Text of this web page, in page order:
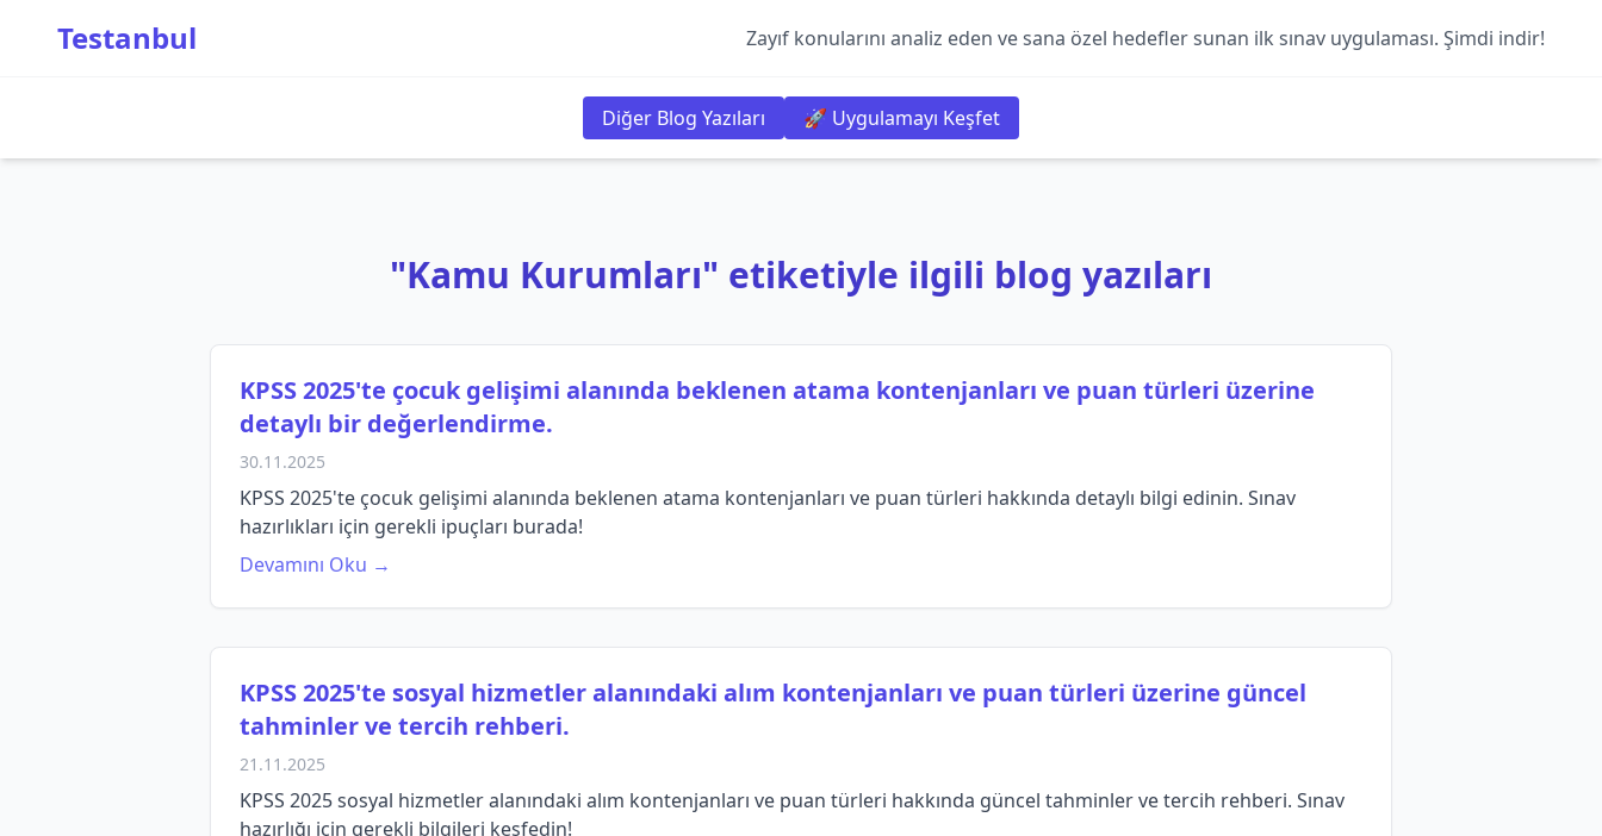
Testanbul Zayıf konularını analiz eden ve sana özel hedefler sunan ilk sınav uygulaması. Şimdi indir!
Diğer Blog Yazıları 🚀 Uygulamayı Keşfet
"Kamu Kurumları" etiketiyle ilgili blog yazıları
KPSS 2025'te çocuk gelişimi alanında beklenen atama kontenjanları ve puan türleri üzerine
detaylı bir değerlendirme.
30.11.2025
KPSS 2025'te çocuk gelişimi alanında beklenen atama kontenjanları ve puan türleri hakkında detaylı bilgi edinin. Sınav
hazırlıkları için gerekli ipuçları burada!
Devamını Oku →
KPSS 2025'te sosyal hizmetler alanındaki alım kontenjanları ve puan türleri üzerine güncel
tahminler ve tercih rehberi.
21.11.2025
KPSS 2025 sosyal hizmetler alanındaki alım kontenjanları ve puan türleri hakkında güncel tahminler ve tercih rehberi. Sınav
hazırlığı için gerekli bilgileri keşfedin!